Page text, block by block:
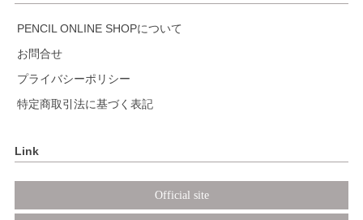
PENCIL ONLINE SHOPについて
お問合せ
プライバシーポリシー
特定商取引法に基づく表記
Link
Official site